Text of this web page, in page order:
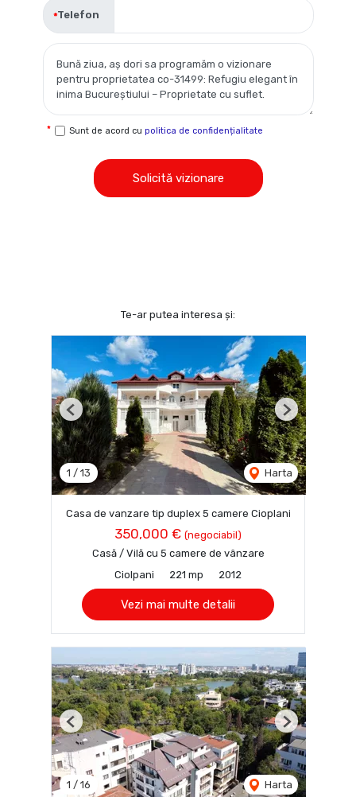
Telefon
Sunt de acord cu politica de confidențialitate
Solicită vizionare
Te-ar putea interesa și:
1 / 13 Harta
Previous Next
Casa de vanzare tip duplex 5 camere Cioplani
350,000 € (negociabil)
Casă / Vilă cu 5 camere de vânzare
Ciolpani
221 mp 2012
Vezi mai multe detalii
1 / 16 Harta
Previous Next